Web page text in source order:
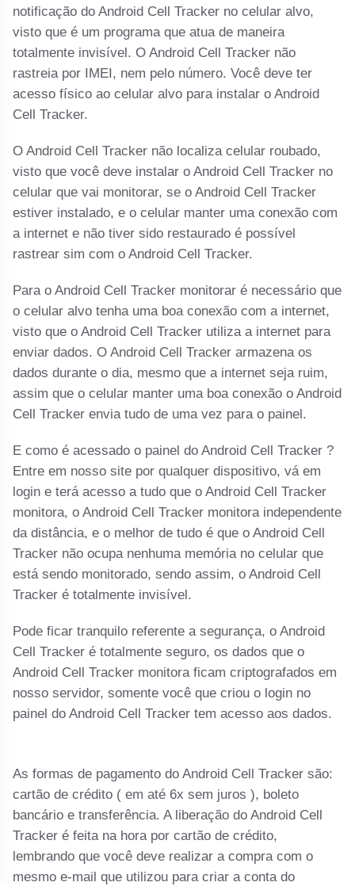
notificação do Android Cell Tracker no celular alvo,
visto que é um programa que atua de maneira
totalmente invisível. O Android Cell Tracker não
rastreia por IMEI, nem pelo número. Você deve ter
acesso físico ao celular alvo para instalar o Android
Cell Tracker.
O Android Cell Tracker não localiza celular roubado,
visto que você deve instalar o Android Cell Tracker no
celular que vai monitorar, se o Android Cell Tracker
estiver instalado, e o celular manter uma conexão com
a internet e não tiver sido restaurado é possível
rastrear sim com o Android Cell Tracker.
Para o Android Cell Tracker monitorar é necessário que
o celular alvo tenha uma boa conexão com a internet,
visto que o Android Cell Tracker utiliza a internet para
enviar dados. O Android Cell Tracker armazena os
dados durante o dia, mesmo que a internet seja ruim,
assim que o celular manter uma boa conexão o Android
Cell Tracker envia tudo de uma vez para o painel.
E como é acessado o painel do Android Cell Tracker ?
Entre em nosso site por qualquer dispositivo, vá em
login e terá acesso a tudo que o Android Cell Tracker
monitora, o Android Cell Tracker monitora independente
da distância, e o melhor de tudo é que o Android Cell
Tracker não ocupa nenhuma memória no celular que
está sendo monitorado, sendo assim, o Android Cell
Tracker é totalmente invisível.
Pode ficar tranquilo referente a segurança, o Android
Cell Tracker é totalmente seguro, os dados que o
Android Cell Tracker monitora ficam criptografados em
nosso servidor, somente você que criou o login no
painel do Android Cell Tracker tem acesso aos dados.
As formas de pagamento do Android Cell Tracker são:
cartão de crédito ( em até 6x sem juros ), boleto
bancário e transferência. A liberação do Android Cell
Tracker é feita na hora por cartão de crédito,
lembrando que você deve realizar a compra com o
mesmo e-mail que utilizou para criar a conta do